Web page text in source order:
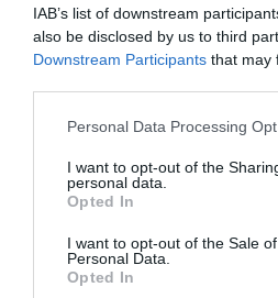
IAB’s list of downstream
also be disclosed by us to third
Downstream Participants that may
Personal Data Processing
I want to opt-out of the
personal data.
Opted In
I want to opt-out of the Sale
Personal Data.
Opted In
84,5% se distribuyó a partes
siguiendo la clasificación
Premier también aportó 158
millones de euros)de sus
sus clubes, con 7,9 millones
Sobre Intelligence 2P
Intelligence 2P
de datos monitoriza en tiempo
clubes de LaLiga, Liga F y
ligas europeas; 22 clubes de